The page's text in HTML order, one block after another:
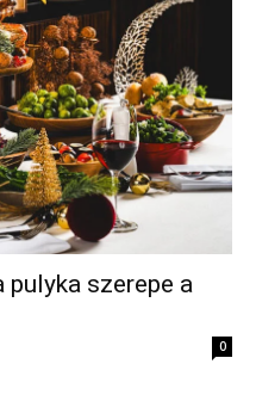
pulyka szerepe a
0